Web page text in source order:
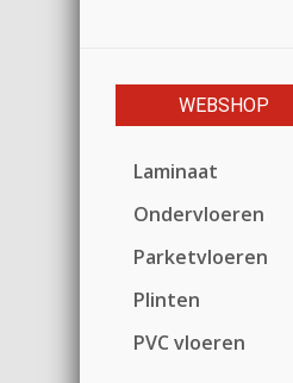
WEBSHOP
Laminaat
Ondervloeren
Parketvloeren
Plinten
PVC vloeren